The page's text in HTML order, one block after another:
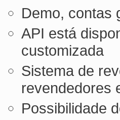
Demo, contas
API está
customizada
Sistema de
revendedores
Possibilidade